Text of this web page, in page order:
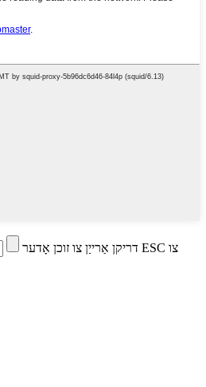
דריקן אַרייַן צו זוכן אָדער ESC צו